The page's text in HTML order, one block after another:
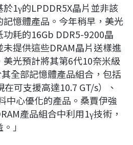
1γ的LPDDR5X晶片並非該
憶體產品。今年稍早，美光
耗的16Gb DDR5-9200晶
提供這些DRAM晶片送樣進
光預計將其第6代10奈米級
全部記憶體產品組合，包括
可支援高達10.7 GT/s）、
中心優化的產品。桑賈伊強
產品組合中利用1γ技術，
」